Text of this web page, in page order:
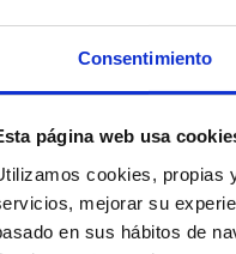
Consentimiento
página web usa
cookies, propias
mejorar su
en sus hábitos de
piscinas temporales?
residencial y de ocio
de paneles
temporales
temporales con paneles
de las piscinas temporales?
a las piscinas temporales?